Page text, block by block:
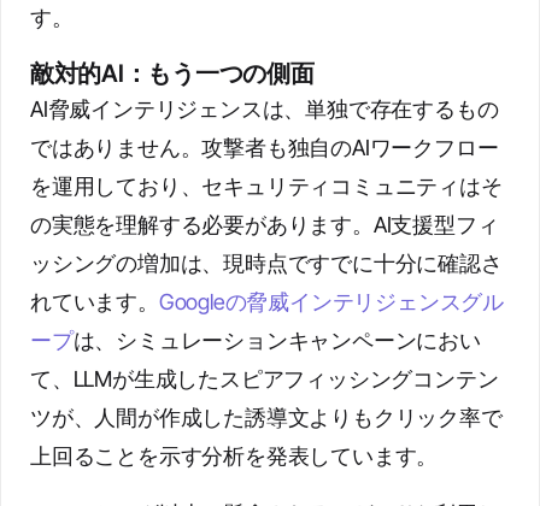
す。
敵対的AI：もう一つの側面
AI脅威インテリジェンスは、単独で存在するもの
ではありません。攻撃者も独自のAIワークフロー
を運用しており、セキュリティコミュニティはそ
の実態を理解する必要があります。AI支援型フィ
ッシングの増加は、現時点ですでに十分に確認さ
れています。 Googleの脅威インテリジェンスグル
ープは、シミュレーションキャンペーンにおい
て、LLMが生成したスピアフィッシングコンテン
ツが、人間が作成した誘導文よりもクリック率で
上回ることを示す分析を発表しています。